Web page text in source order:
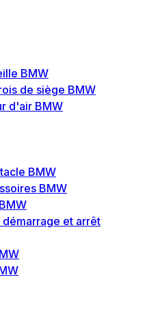
BMW
de siège BMW
d'air BMW
BMW
BMW
et arrêt